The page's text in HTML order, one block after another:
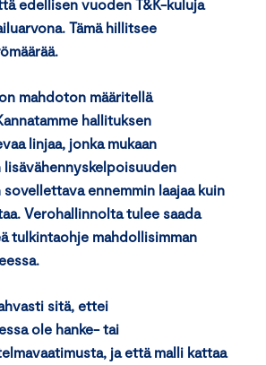
edellisen vuoden T&K-kuluja
Tämä hillitsee
mahdoton määritellä
hallituksen
linjaa, jonka mukaan
ennemmin laajaa kuin
Verohallinnolta tulee saada
tulkintaohje mahdollisimman
sitä, ettei
ole hanke- tai
ja että malli kattaa